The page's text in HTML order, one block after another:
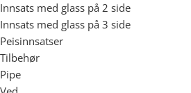
Innsats med glass på 2 side
Innsats med glass på 3 side
Peisinnsatser
Tilbehør
Pipe